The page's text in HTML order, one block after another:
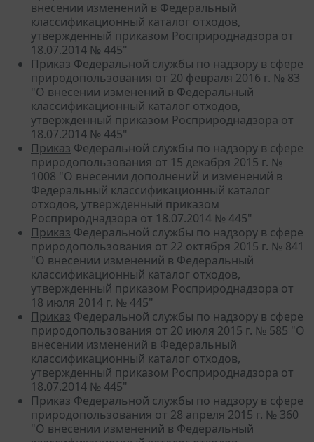
внесении изменений в Федеральный
классификационный каталог отходов,
утвержденный приказом Росприроднадзора от
18.07.2014 № 445"
Приказ Федеральной службы по надзору в сфере
природопользования от 20 февраля 2016 г. № 83
"О внесении изменений в Федеральный
классификационный каталог отходов,
утвержденный приказом Росприроднадзора от
18.07.2014 № 445"
Приказ Федеральной службы по надзору в сфере
природопользования от 15 декабря 2015 г. №
1008 "О внесении дополнений и изменений в
Федеральный классификационный каталог
отходов, утвержденный приказом
Росприроднадзора от 18.07.2014 № 445"
Приказ Федеральной службы по надзору в сфере
природопользования от 22 октября 2015 г. № 841
"О внесении изменений в Федеральный
классификационный каталог отходов,
утвержденный приказом Росприроднадзора от
18 июля 2014 г. № 445"
Приказ Федеральной службы по надзору в сфере
природопользования от 20 июля 2015 г. № 585 "О
внесении изменений в Федеральный
классификационный каталог отходов,
утвержденный приказом Росприроднадзора от
18.07.2014 № 445"
Приказ Федеральной службы по надзору в сфере
природопользования от 28 апреля 2015 г. № 360
"О внесении изменений в Федеральный